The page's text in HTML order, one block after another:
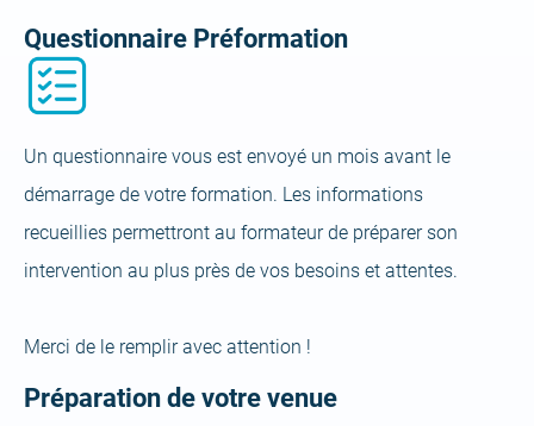
Questionnaire Préformation
Un questionnaire vous est envoyé un mois avant le
démarrage de votre formation. Les informations
recueillies permettront au formateur de préparer son
intervention au plus près de vos besoins et attentes.
Merci de le remplir avec attention !
Préparation de votre venue